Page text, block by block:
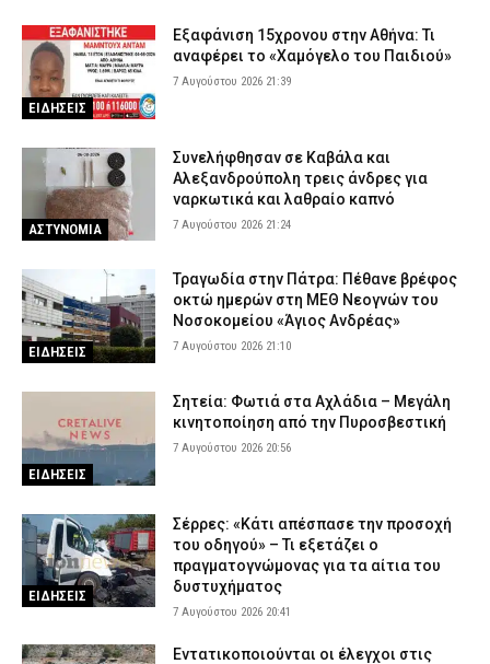
ΕΙΔΗΣΕΙΣ
Εξαφάνιση 15χρονου στην Αθήνα: Τι
αναφέρει το «Χαμόγελο του Παιδιού»
7 Αυγούστου 2026 21:39
ΑΣΤΥΝΟΜΙΑ
Συνελήφθησαν σε Καβάλα και
Αλεξανδρούπολη τρεις άνδρες για
ναρκωτικά και λαθραίο καπνό
7 Αυγούστου 2026 21:24
ΕΙΔΗΣΕΙΣ
Τραγωδία στην Πάτρα: Πέθανε βρέφος
οκτώ ημερών στη ΜΕΘ Νεογνών του
Νοσοκομείου «Άγιος Ανδρέας»
7 Αυγούστου 2026 21:10
ΕΙΔΗΣΕΙΣ
Σητεία: Φωτιά στα Αχλάδια – Μεγάλη
κινητοποίηση από την Πυροσβεστική
7 Αυγούστου 2026 20:56
ΕΙΔΗΣΕΙΣ
Σέρρες: «Κάτι απέσπασε την προσοχή
του οδηγού» – Τι εξετάζει ο
πραγματογνώμονας για τα αίτια του
δυστυχήματος
7 Αυγούστου 2026 20:41
Εντατικοποιούνται οι έλεγχοι στις